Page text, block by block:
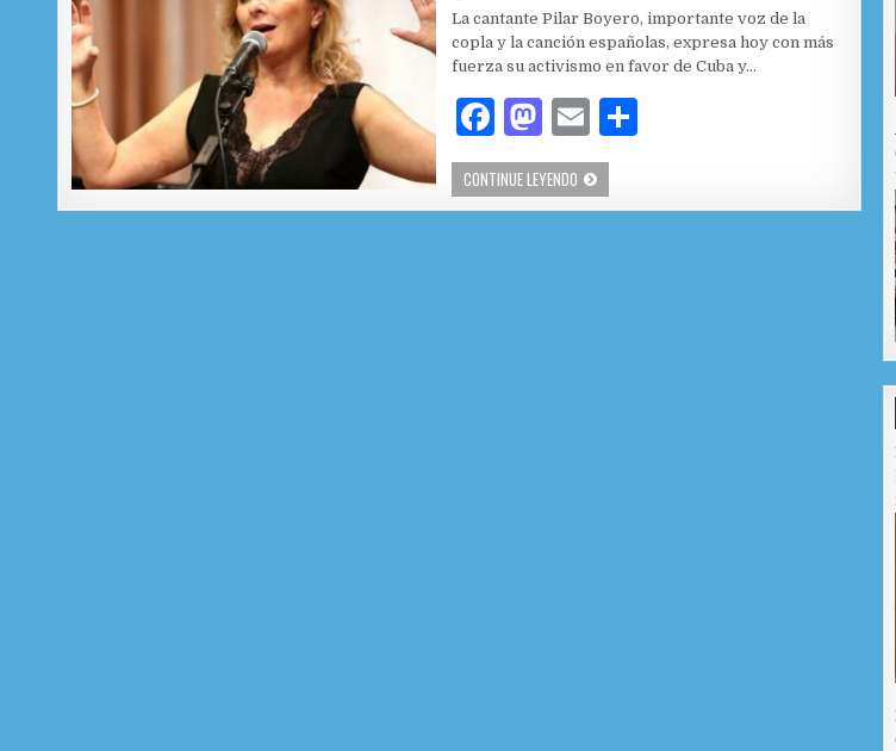
La cantante Pilar Boyero, importante voz de la
copla y la canción españolas, expresa hoy con más
fuerza su activismo en favor de Cuba y…
F
a
c
M
as
to
E
m
ai
CONTINUE LEYENDO ARTISTA ESPAÑOLA PILAR BOYERO REFUERZA APOYO